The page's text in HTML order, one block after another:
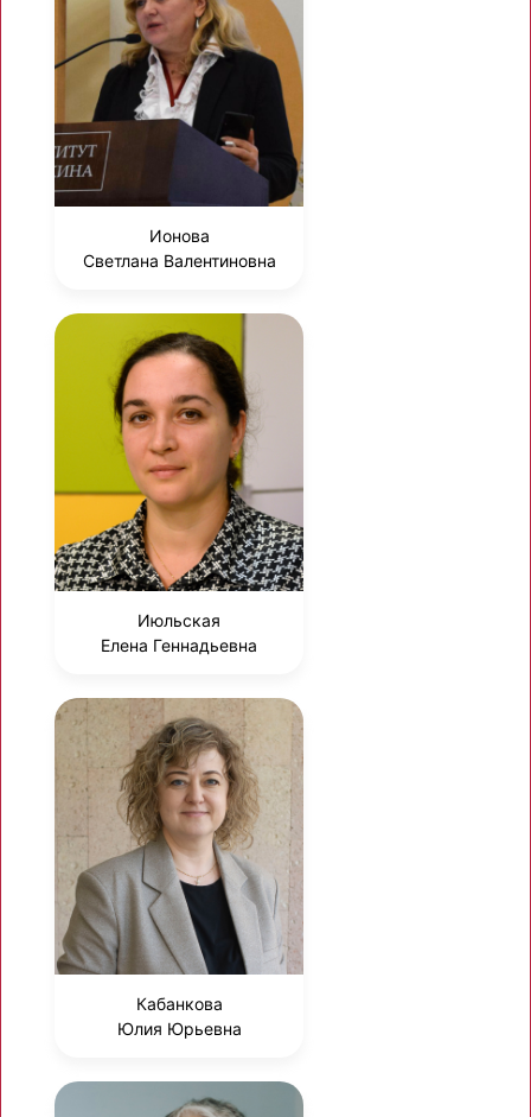
Ионова
Светлана Валентиновна
Июльская
Елена Геннадьевна
Кабанкова
Юлия Юрьевна